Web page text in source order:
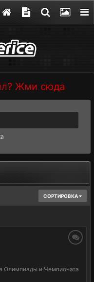
Жми сюда
СОРТИРОВКА
Олимпиады и Чемпионата